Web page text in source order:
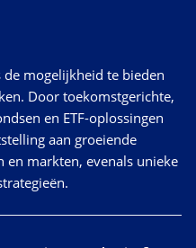
de mogelijkheid te bieden
Door toekomstgerichte,
en ETF-oplossingen
aan groeiende
en markten, evenals unieke